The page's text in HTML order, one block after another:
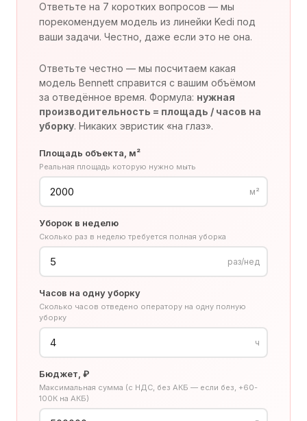
Ответьте на 7 коротких вопросов — мы
порекомендуем модель из линейки Kedi под
ваши задачи. Честно, даже если это не она.
Ответьте честно — мы посчитаем какая
модель Bennett справится с вашим объёмом
за отведённое время. Формула: нужная
производительность = площадь / часов на
уборку. Никаких эвристик «на глаз».
Площадь объекта, м²
Реальная площадь которую нужно мыть
м²
Уборок в неделю
Сколько раз в неделю требуется полная уборка
раз/нед
Часов на одну уборку
Сколько часов отведено оператору на одну полную
уборку
ч
Бюджет, ₽
Максимальная сумма (с НДС, без АКБ — если без, +60-
100К на АКБ)